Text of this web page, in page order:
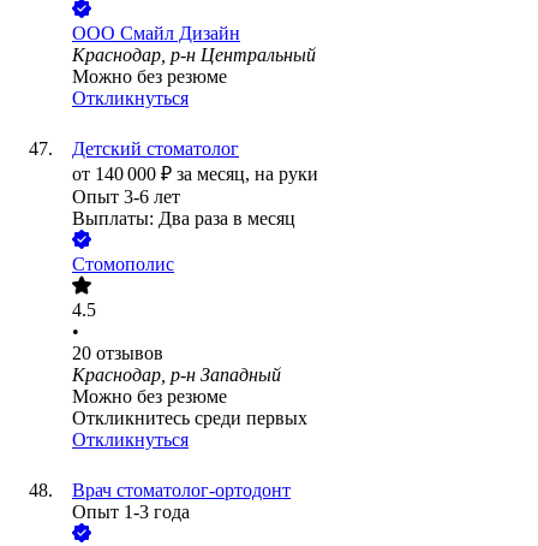
ООО Смайл Дизайн
Краснодар, р-н Центральный
Можно без резюме
Откликнуться
Детский стоматолог
от 140 000 ₽ за месяц, на руки
Опыт 3-6 лет
Выплаты: Два раза в месяц
Стомополис
4.5
•
20 отзывов
Краснодар, р-н Западный
Можно без резюме
Откликнитесь среди первых
Откликнуться
Врач стоматолог-ортодонт
Опыт 1-3 года